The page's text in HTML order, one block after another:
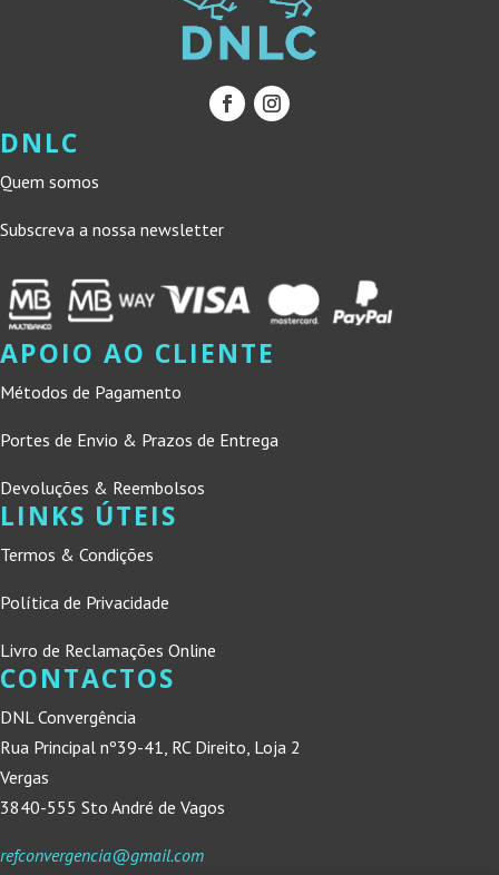
DNLC
Quem somos
Subscreva a nossa newsletter
APOIO AO CLIENTE
Métodos de Pagamento
Portes de Envio & Prazos de Entrega
Devoluções & Reembolsos
LINKS ÚTEIS
Termos & Condições
Política de Privacidade
Livro de Reclamações Online
CONTACTOS
DNL Convergência
Rua Principal nº39-41, RC Direito, Loja 2
Vergas
3840-555 Sto André de Vagos
refconvergencia@gmail.com